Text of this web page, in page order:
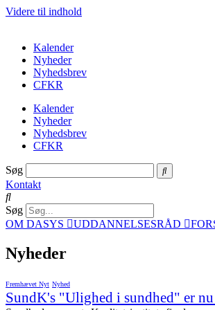
Videre til indhold
Kalender
Nyheder
Nyhedsbrev
CFKR
Kalender
Nyheder
Nyhedsbrev
CFKR
Søg
Kontakt
Søg
OM DASYS
UDDANNELSESRÅD
Nyheder
Fremhævet Nyt Nyhed
SundK's "Ulighed i sundhed" er